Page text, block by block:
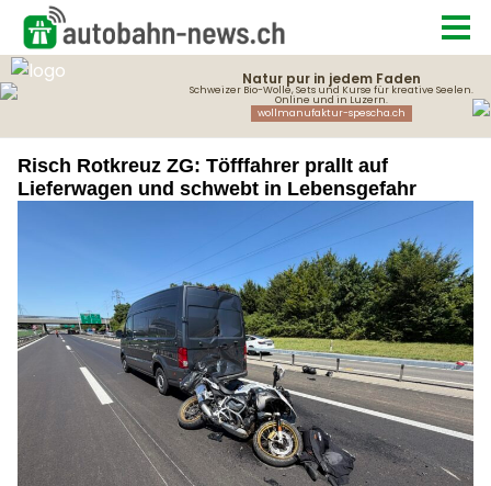
Risch Rotkreuz ZG: Töfffahrer prallt auf
Lieferwagen und schwebt in Lebensgefahr